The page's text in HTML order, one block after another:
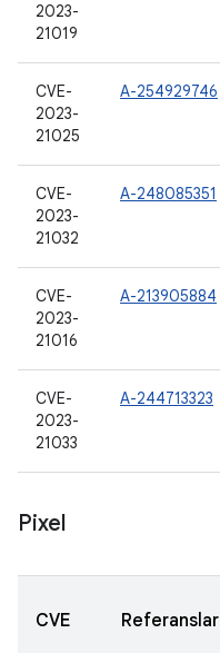
2023-
21019
CVE-
2023-
21025
A-254929746
CVE-
2023-
21032
A-248085351
CVE-
2023-
21016
A-213905884
CVE-
2023-
21033
A-244713323
Pixel
CVE Referanslar